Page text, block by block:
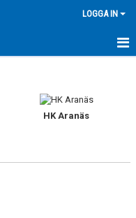
LOGGA IN
HK Aranäs